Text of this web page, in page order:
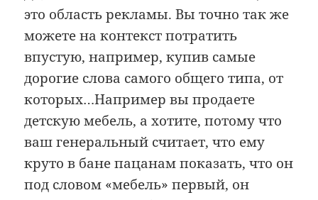
это область рекламы. Вы точно так же
можете на контекст потратить
впустую, например, купив самые
дорогие слова самого общего типа, от
которых…Например вы продаете
детскую мебель, а хотите, потому что
ваш генеральный считает, что ему
круто в бане пацанам показать, что он
под словом «мебель» первый, он